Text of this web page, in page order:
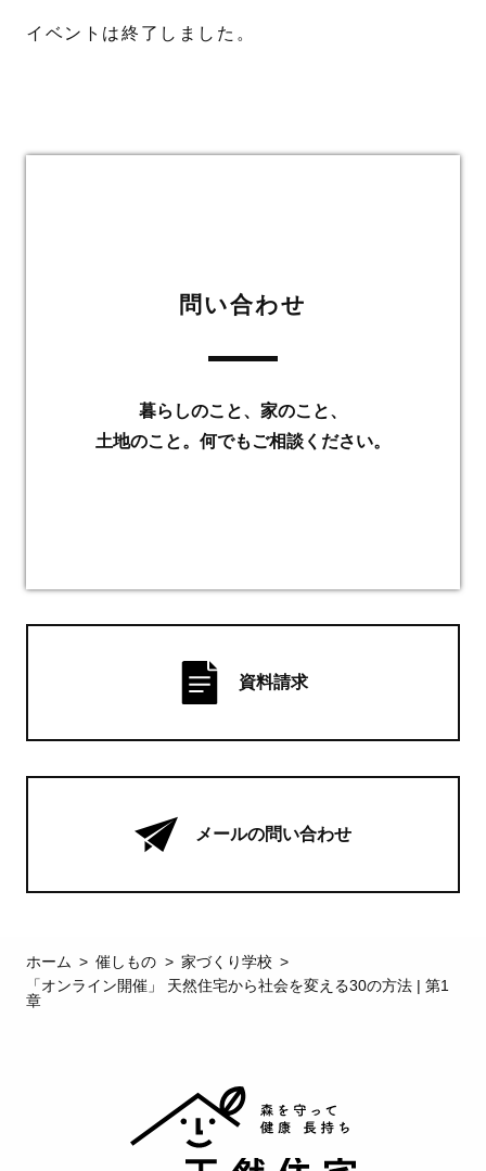
イベントは終了しました。
資料請求
問い合わせ
暮らしのこと、家のこと、
土地のこと。何でもご相談ください。
メールの問い合わせ
ホーム 催しもの
家づくり学校
「オンライン開催」 天然住宅から社会を変える30の方法 | 第1
章